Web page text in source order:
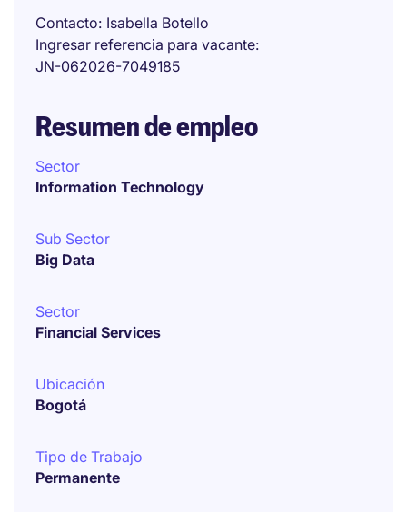
Contacto Isabella Botello
Ingresar referencia para vacante
JN-062026-7049185
Resumen de empleo
Sector
Information Technology
Sub Sector
Big Data
Sector
Financial Services
Ubicación
Bogotá
Tipo de Trabajo
Permanente